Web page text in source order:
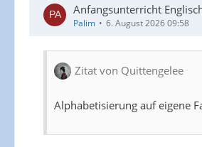
Anfangsunterricht
Palim 6. August 2026 09:58
Zitat von Quittengelee
Alphabetisierung auf eigene